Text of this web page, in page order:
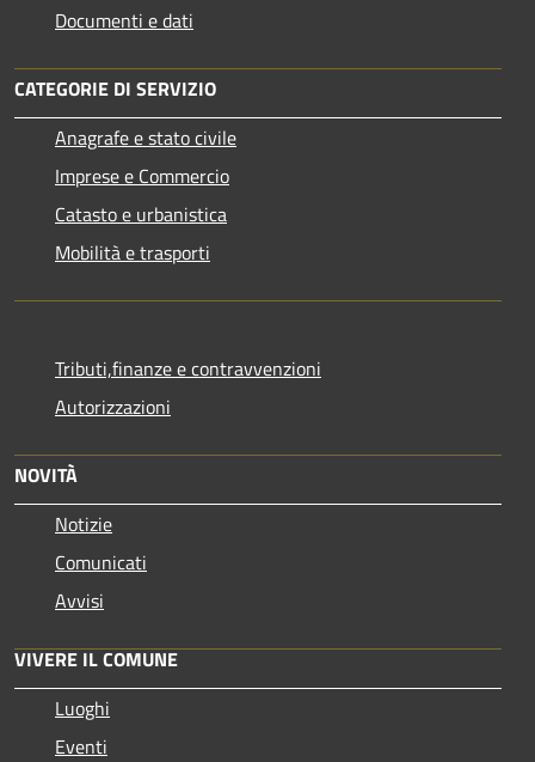
Documenti e dati
CATEGORIE DI SERVIZIO
Anagrafe e stato civile
Imprese e Commercio
Catasto e urbanistica
Mobilità e trasporti
Tributi,finanze e contravvenzioni
Autorizzazioni
NOVITÀ
Notizie
Comunicati
Avvisi
VIVERE IL COMUNE
Luoghi
Eventi